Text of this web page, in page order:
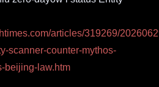
articles/319269/
scanner-counter-mythos-
beijing-law.htm